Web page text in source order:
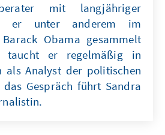
mit langjähriger
er unter anderem im
Obama gesammelt
taucht er regelmäßig in
als Analyst der politischen
das Gespräch führt Sandra